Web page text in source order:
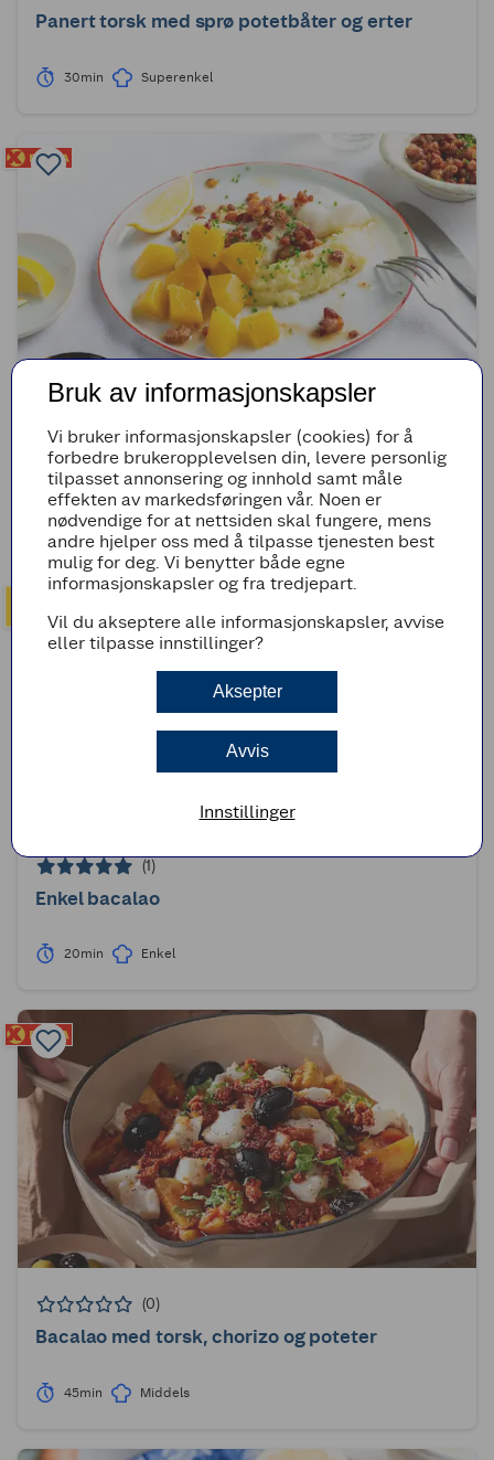
Panert torsk med sprø potetbåter og erter
30min Superenkel
(0)
Lettsaltet torsk med potetmos og bacon
25min Enkel
(1)
Enkel bacalao
20min Enkel
(0)
Bacalao med torsk, chorizo og poteter
45min Middels
Bruk av informasjonskapsler
Vi bruker informasjonskapsler (cookies) for å
forbedre brukeropplevelsen din, levere personlig
tilpasset annonsering og innhold samt måle
effekten av markedsføringen vår. Noen er
nødvendige for at nettsiden skal fungere, mens
andre hjelper oss med å tilpasse tjenesten best
mulig for deg. Vi benytter både egne
informasjonskapsler og fra tredjepart.
Vil du akseptere alle informasjonskapsler, avvise
eller tilpasse innstillinger?
Aksepter
Avvis
Innstillinger